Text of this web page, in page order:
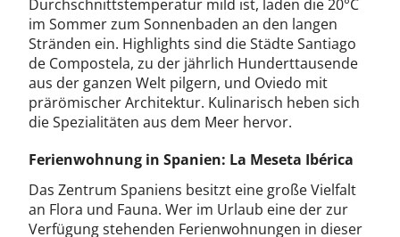
Durchschnittstemperatur mild ist, laden die 20°C
im Sommer zum Sonnenbaden an den langen
Stränden ein. Highlights sind die Städte Santiago
de Compostela, zu der jährlich Hunderttausende
aus der ganzen Welt pilgern, und Oviedo mit
prärömischer Architektur. Kulinarisch heben sich
die Spezialitäten aus dem Meer hervor.
Ferienwohnung in Spanien: La Meseta Ibérica
Das Zentrum Spaniens besitzt eine große Vielfalt
an Flora und Fauna. Wer im Urlaub eine der zur
Verfügung stehenden Ferienwohnungen in dieser